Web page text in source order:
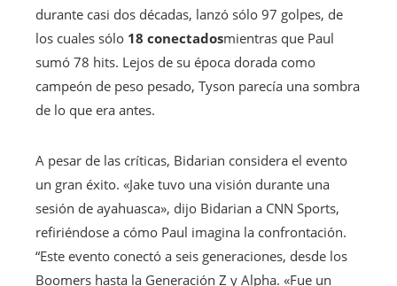
durante casi dos décadas, lanzó sólo 97 golpes, de
los cuales sólo 18 conectadosmientras que Paul
sumó 78 hits. Lejos de su época dorada como
campeón de peso pesado, Tyson parecía una sombra
de lo que era antes.
A pesar de las críticas, Bidarian considera el evento
un gran éxito. «Jake tuvo una visión durante una
sesión de ayahuasca», dijo Bidarian a CNN Sports,
refiriéndose a cómo Paul imagina la confrontación.
“Este evento conectó a seis generaciones, desde los
Boomers hasta la Generación Z y Alpha. «Fue un